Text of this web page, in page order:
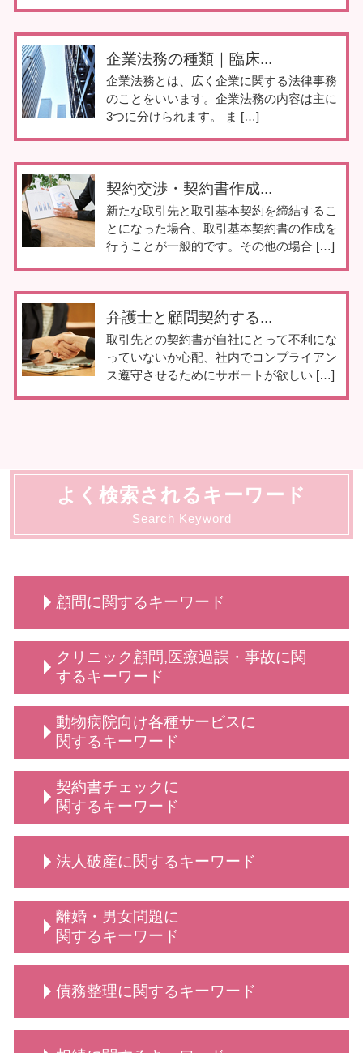
企業法務の種類｜臨床...
企業法務とは、広く企業に関する法律事務
のことをいいます。企業法務の内容は主に
3つに分けられます。 ま […]
契約交渉・契約書作成...
新たな取引先と取引基本契約を締結するこ
とになった場合、取引基本契約書の作成を
行うことが一般的です。その他の場合 […]
弁護士と顧問契約する...
取引先との契約書が自社にとって不利にな
っていないか心配、社内でコンプライアン
ス遵守させるためにサポートが欲しい […]
よく検索されるキーワード
Search Keyword
顧問に関するキーワード
顧問 契約
法人 弁護士 顧問
給食費 滞納
顧問弁護士 法人
保護者クレーム 理不尽
法人 顧問
顧問弁護士 メリット
債権回収 弁護士
定款変更 手続き
企業法務 とは
弁護士 顧問契約 メリット
学校 いじめ 対応
顧問 事業主
顧問 法人契約
弁護士 顧問
顧問弁護士 事業主
売掛金 時効
顧問弁護士 デメリット
クリニック顧問,医療過誤・事故に関
するキーワード
従業員 解雇
不当解雇 とは
動物病院向け各種サービスに
関するキーワード
弁護士 相談 動物病院側
法律相談 動物病院向け各種サービス
弁護士 相談 獣医師側
動物病院側・獣医師側 法律相談
動物病院向け各種サービス 訴訟 弁護士
動物病院向け 弁護士 サービス
動物病院向け各種サービス 相談
弁護士 誹謗中傷対策
動物病院向け 弁護士
動物病院 トラブル
契約書チェックに
関するキーワード
契約書 書き方
弁護士 契約書サポート
契約書 弁護士
秘密保持契約 nda
弁護士 契約交渉 契約書作成
契約交渉 契約書作成等 弁護士
業務委託契約書 作り方
契約書 書き方 弁護士
契約書作成 弁護士
法人破産に関するキーワード
法人破産 法テラス
法人破産 費用がない
法人破産 原因
法人 破産 費用
必要書類 法人破産
法人破産とは
離婚・男女問題に
関するキーワード
養育費 いつまで
弁護士 離婚・男女問題
男女問題 相談 タイミング
債務整理に関するキーワード